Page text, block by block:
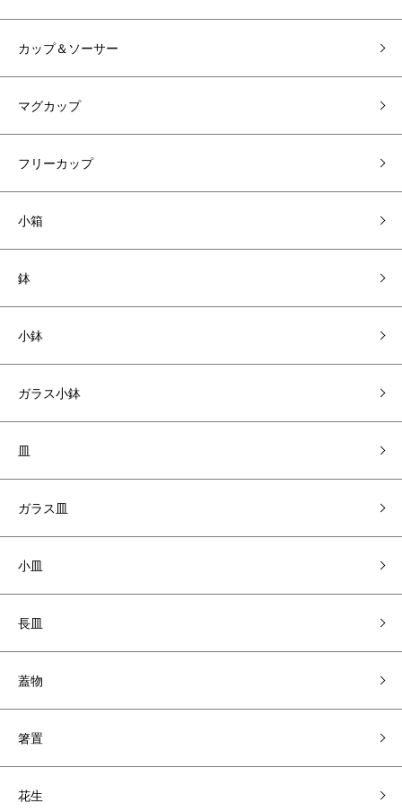
カップ＆ソーサー
マグカップ
フリーカップ
小箱
鉢
小鉢
ガラス小鉢
皿
ガラス皿
小皿
長皿
蓋物
箸置
花生